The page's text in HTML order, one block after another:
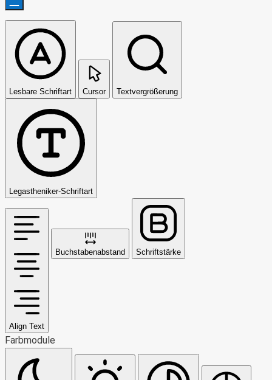
Lesbare Schriftart Cursor Textvergrößerung
Legastheniker-Schriftart
Align Text
Buchstabenabstand Schriftstärke
Farbmodule